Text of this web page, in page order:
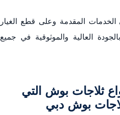
المقدمة وعلى قطع الغيار
العالية والموثوقية في جميع
ثلاجات بوش التي
بوش دبي